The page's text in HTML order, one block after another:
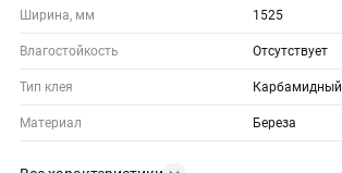
Ширина, мм 1525
Влагостойкость Отсутствует
Тип клея Карбамидный
Материал Береза